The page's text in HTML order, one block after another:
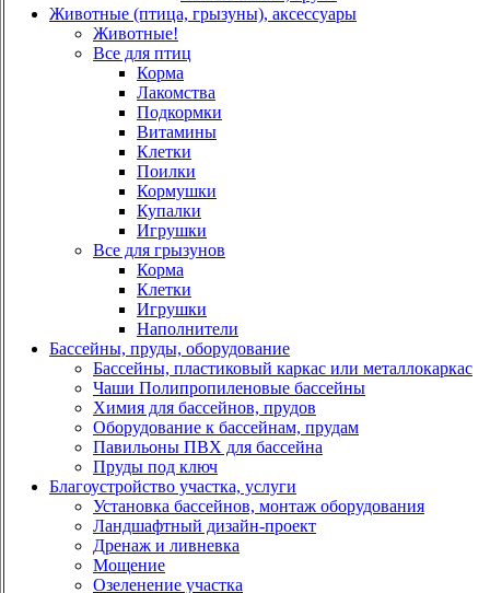
Животные (птица, грызуны), аксессуары
Животные!
Все для птиц
Корма
Лакомства
Подкормки
Витамины
Клетки
Поилки
Кормушки
Купалки
Игрушки
Все для грызунов
Корма
Клетки
Игрушки
Наполнители
Бассейны, пруды, оборудование
Бассейны, пластиковый каркас или металлокаркас
Чаши Полипропиленовые бассейны
Химия для бассейнов, прудов
Оборудование к бассейнам, прудам
Павильоны ПВХ для бассейна
Пруды под ключ
Благоустройство участка, услуги
Установка бассейнов, монтаж оборудования
Ландшафтный дизайн-проект
Дренаж и ливневка
Мощение
Озеленение участка